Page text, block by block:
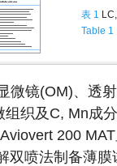
表 1
Table 1
微镜(OM)、透
组织及C, Mn成
200
双喷法制备薄